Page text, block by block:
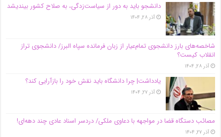
دانشجو باید به دور از سیاست‌زدگی، به صلاح کشور بیندیشد
آذر ۲۸, ۱۴۰۴
شاخصه‌های بارز دانشجوی تمام‌عیار از زبان فرمانده سپاه البرز/ دانشجوی تراز
انقلاب کیست؟
آذر ۲۸, ۱۴۰۴
یادداشت| چرا دانشگاه باید نقش خود را بازآرایی کند؟
آذر ۲۷, ۱۴۰۴
مصائب دستگاه قضا در مواجهه با دعاوی ملکی/ دردسر اسناد عادی چند‌ دهه‌ای!
آذر ۲۷, ۱۴۰۴